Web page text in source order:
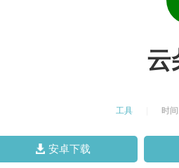
云
工具 时
安卓下载